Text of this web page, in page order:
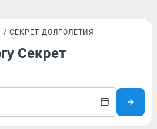
СЕКРЕТ ДОЛГОЛЕТИЯ
Секрет